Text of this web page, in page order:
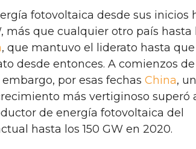
fotovoltaica desde sus inicios
más que cualquier otro país hasta
, que mantuvo el liderato hasta que
desde entonces. A comienzos de
por esas fechas China,
más vertiginoso superó
de energía fotovoltaica del
hasta los 150 GW en 2020.